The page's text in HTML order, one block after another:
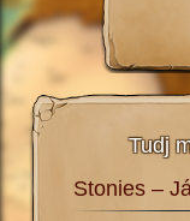
Tudj
a Stonies –